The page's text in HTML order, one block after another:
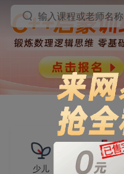
输入课程或老师名称
少儿 小学